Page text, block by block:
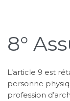
8°
L’article 9 est
personne
profession